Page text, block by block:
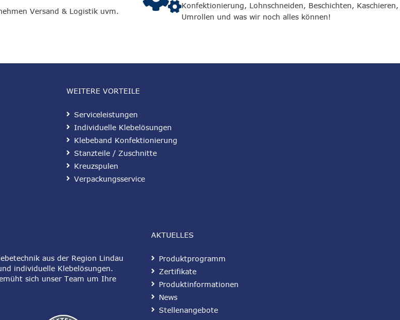
Versand & Logistik uvm.
Konfektionierung, Lohnschneiden, Beschichten, Kaschieren,
Umrollen und was wir noch alles können!
WEITERE VORTEILE
Serviceleistungen
Individuelle Klebelösungen
Klebeband Konfektionierung
Stanzteile / Zuschnitte
Kreuzspulen
Verpackungsservice
aus der Region Lindau
individuelle Klebelösungen.
sich unser Team um Ihre
AKTUELLES
Produktprogramm
Zertifikate
Produktinformationen
News
Stellenangebote